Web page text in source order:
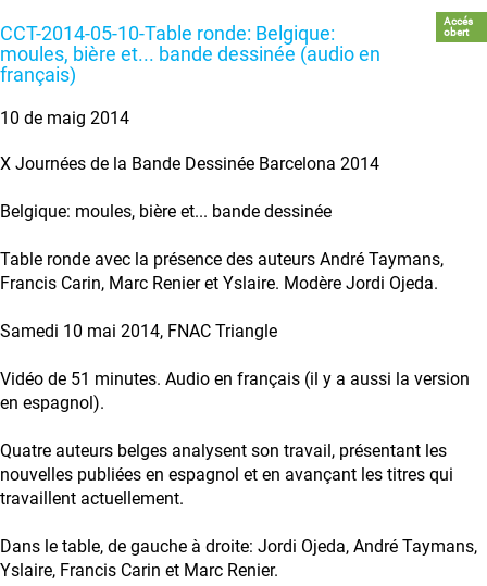
CCT-2014-05-10-Table ronde: Belgique:
moules, bière et... bande dessinée (audio en
français)
Accés
obert
10 de maig 2014
X Journées de la Bande Dessinée Barcelona 2014
Belgique: moules, bière et... bande dessinée
Table ronde avec la présence des auteurs André Taymans,
Francis Carin, Marc Renier et Yslaire. Modère Jordi Ojeda.
Samedi 10 mai 2014, FNAC Triangle
Vidéo de 51 minutes. Audio en français (il y a aussi la version
en espagnol).
Quatre auteurs belges analysent son travail, présentant les
nouvelles publiées en espagnol et en avançant les titres qui
travaillent actuellement.
Dans le table, de gauche à droite: Jordi Ojeda, André Taymans,
Yslaire, Francis Carin et Marc Renier.